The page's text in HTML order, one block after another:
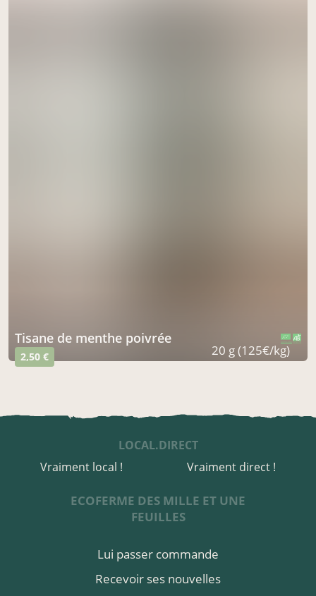
Tisane de menthe poivrée
2,50 € 20 g (125€/kg)
LOCAL.DIRECT
Vraiment local !
Vraiment direct !
ECOFERME DES MILLE ET UNE
FEUILLES
Lui passer commande
Recevoir ses nouvelles